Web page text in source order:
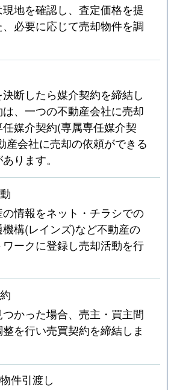
地を確認し、査定価格を提
必要に応じて売却物件を調
断したら媒介契約を締結し
、一つの不動産会社に売却
媒介契約(専属専任媒介契
産会社に売却の依頼ができる
ります。
情報をネット・チラシでの
構(レインズ)など不動産の
ークに登録し売却活動を行
かった場合、売主・買主間
を行い売買契約を締結しま
件引渡し